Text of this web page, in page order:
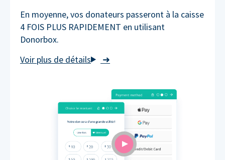
➜
En moyenne, vos donateurs passeront à la caisse
4 FOIS PLUS RAPIDEMENT en utilisant
Donorbox.